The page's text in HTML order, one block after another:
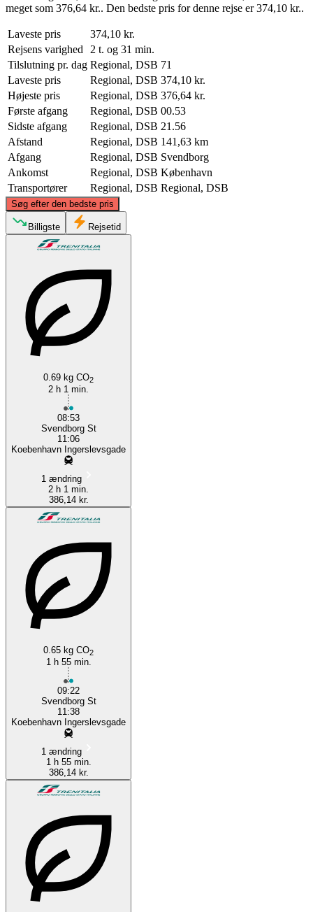
meget som 376,64 kr.. Den bedste pris for denne rejse er 374,10 kr..
Laveste pris
374,10 kr.
Rejsens varighed
2 t. og 31 min.
Tilslutning pr. dag Regional, DSB 71
Laveste pris
Regional, DSB 374,10 kr.
Højeste pris
Regional, DSB 376,64 kr.
Første afgang
Regional, DSB 00.53
Sidste afgang
Regional, DSB 21.56
Afstand
Regional, DSB 141,63 km
Afgang
Regional, DSB Svendborg
Ankomst
Regional, DSB København
Transportører
Regional, DSB Regional, DSB
Søg efter den bedste pris
Svendborg
©CARTO, ©OpenStreetMap
Billigste Rejsetid
0.69 kg CO2
2 h 1 min.
08:53
Svendborg St
11:06
Koebenhavn Ingerslevsgade
1 ændring
2 h 1 min.
386,14 kr.
0.65 kg CO2
1 h 55 min.
09:22
Svendborg St
11:38
Koebenhavn Ingerslevsgade
1 ændring
1 h 55 min.
386,14 kr.